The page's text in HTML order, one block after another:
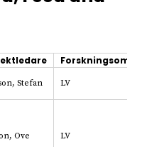
Stefan LV
Ove LV